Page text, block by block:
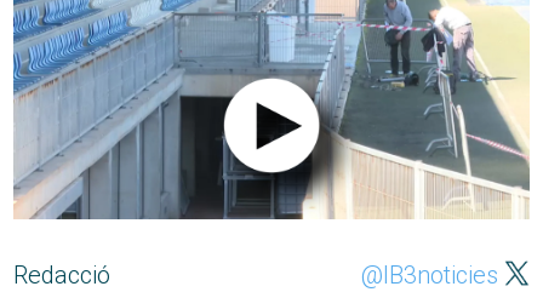
Redacció @IB3noticies